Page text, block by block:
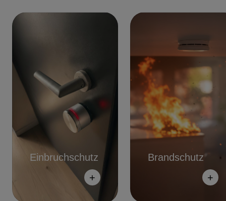
Einbruchschutz
+
Brandschutz
+